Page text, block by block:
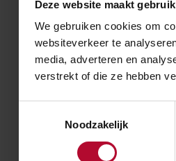
Deze website maakt
We gebruiken cookies om
websiteverkeer te
media, adverteren en
verstrekt of die ze hebben
Noodzakelijk
realiseren,
de
Meer
De groei-
Samen met